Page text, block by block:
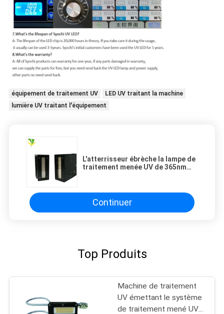
équipement de traitement UV
LED UV traitant la machine
lumière UV traitant l'équipement
L'atterrisseur ébrèche la lampe de
traitement menée UV de 365nm
Continuer
Top Produits
Machine de traitement
UV émettant le système
de traitement mené UV